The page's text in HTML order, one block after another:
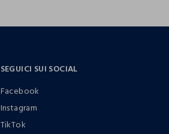
SEGUICI SUI SOCIAL
Facebook
Instagram
TikTok